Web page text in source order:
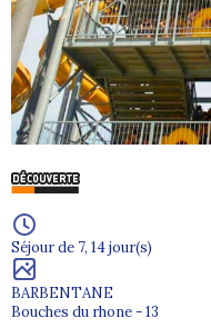
Séjour de 7, 14 jour(s)
BARBENTANE
Bouches du rhone - 13